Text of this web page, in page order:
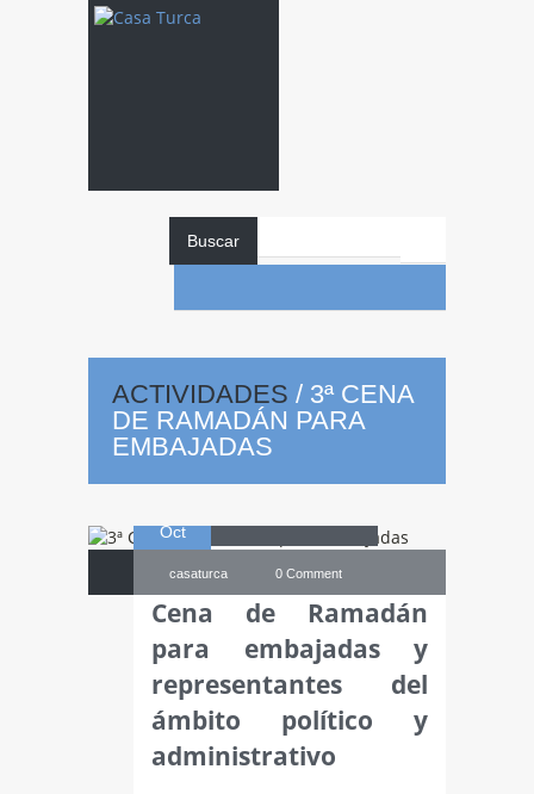
Buscar
ACTIVIDADES / 3ª CENA
DE RAMADÁN PARA
EMBAJADAS
Oct
Ramadán para
casaturca 0 Comment
Cena de Ramadán
para embajadas y
representantes del
ámbito político y
administrativo